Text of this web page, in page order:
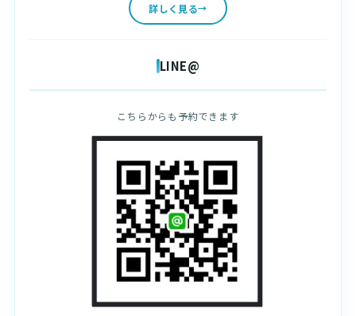
詳しく見る
LINE@
こちらからも予約できます